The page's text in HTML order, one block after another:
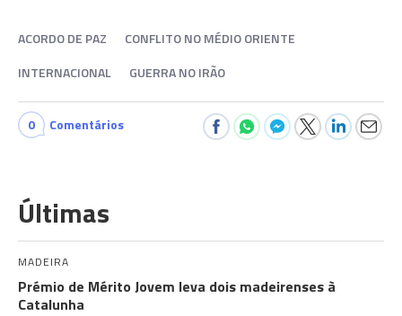
ACORDO DE PAZ
CONFLITO NO MÉDIO ORIENTE
INTERNACIONAL
GUERRA NO IRÃO
0 Comentários
Últimas
MADEIRA
Prémio de Mérito Jovem leva dois madeirenses à
Catalunha